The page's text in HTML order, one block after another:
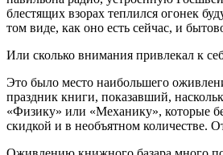
блестящих взорах теплился огонек
том виде, как оно есть сейчас, и
Или сколько внимания привлекал к
Это было место наибольшего
праздник книги, показавший,
«Физику» или «Механику», которые
скидкой и в необъятном количестве.